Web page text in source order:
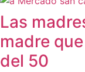
Las
madre
del 50